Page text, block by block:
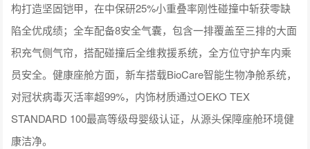
构打造坚固铠甲，在中保研25%小重叠率刚性碰撞中斩获零缺
陷全优成绩；全车配备8安全气囊，包含一排覆盖至三排的大面
积充气侧气帘，搭配碰撞后全维救援系统，全方位守护车内乘
员安全。健康座舱方面，新车搭载BioCare智能生物净舱系统，
对冠状病毒灭活率超99%，内饰材质通过OEKO TEX
STANDARD 100最高等级母婴级认证，从源头保障座舱环境健
康洁净。